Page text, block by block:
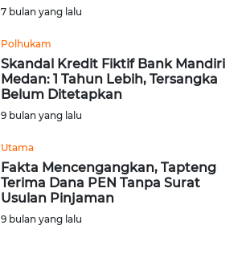
7 bulan yang lalu
Polhukam
Skandal Kredit Fiktif Bank Mandiri
Medan: 1 Tahun Lebih, Tersangka
Belum Ditetapkan
9 bulan yang lalu
Utama
Fakta Mencengangkan, Tapteng
Terima Dana PEN Tanpa Surat
Usulan Pinjaman
9 bulan yang lalu